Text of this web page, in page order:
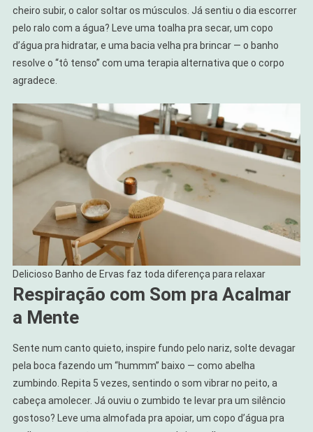
cheiro subir, o calor soltar os músculos. Já sentiu o dia escorrer
pelo ralo com a água? Leve uma toalha pra secar, um copo
d’água pra hidratar, e uma bacia velha pra brincar — o banho
resolve o “tô tenso” com uma terapia alternativa que o corpo
agradece.
Delicioso Banho de Ervas faz toda diferença para relaxar
Respiração com Som pra Acalmar
a Mente
Sente num canto quieto, inspire fundo pelo nariz, solte devagar
pela boca fazendo um “hummm” baixo — como abelha
zumbindo. Repita 5 vezes, sentindo o som vibrar no peito, a
cabeça amolecer. Já ouviu o zumbido te levar pra um silêncio
gostoso? Leve uma almofada pra apoiar, um copo d’água pra